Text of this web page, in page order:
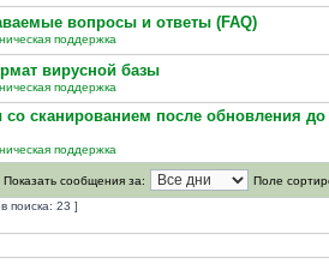
вопросы и ответы (FAQ)
поддержка
вирусной базы
поддержка
сканированием после обновления до
поддержка
Показать сообщения за:
Поле
поиска: 23 ]